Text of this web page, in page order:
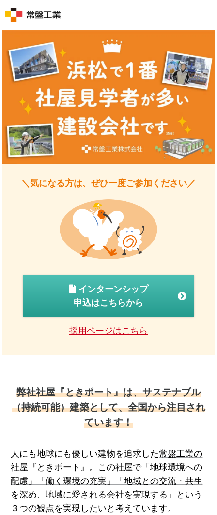
＼気になる方は、ぜひ一度ご参加ください／
インターンシップ
申込はこちらから
採用ページはこちら
弊社社屋『ときポート』は、サステナブル
（持続可能）建築として、全国から注目され
ています！
人にも地球にも優しい建物を追求した常盤工業の
社屋『ときポート』 。この社屋で「地球環境への
配慮」「働く環境の充実」「地域との交流・共生
を深め、地域に愛される会社を実現する」
という
３つの観点を実現したいと考えています。